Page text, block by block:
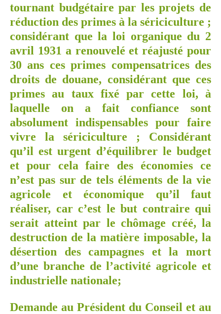
tournant budgétaire par les projets de
réduction des primes à la sériciculture ;
considérant que la loi organique du 2
avril 1931 a renouvelé et réajusté pour
30 ans ces primes compensatrices des
droits de douane, considérant que ces
primes au taux fixé par cette loi, à
laquelle on a fait confiance sont
absolument indispensables pour faire
vivre la sériciculture ; Considérant
qu’il est urgent d’équilibrer le budget
et pour cela faire des économies ce
n’est pas sur de tels éléments de la vie
agricole et économique qu’il faut
réaliser, car c’est le but contraire qui
serait atteint par le chômage créé, la
destruction de la matière imposable, la
désertion des campagnes et la mort
d’une branche de l’activité agricole et
industrielle nationale;
Demande au Président du Conseil et au